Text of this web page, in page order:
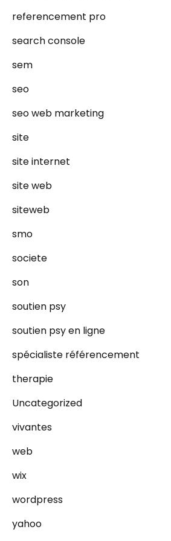
referencement pro
search console
sem
seo
seo web marketing
site
site internet
site web
siteweb
smo
societe
son
soutien psy
soutien psy en ligne
spécialiste référencement
therapie
Uncategorized
vivantes
web
wix
wordpress
yahoo